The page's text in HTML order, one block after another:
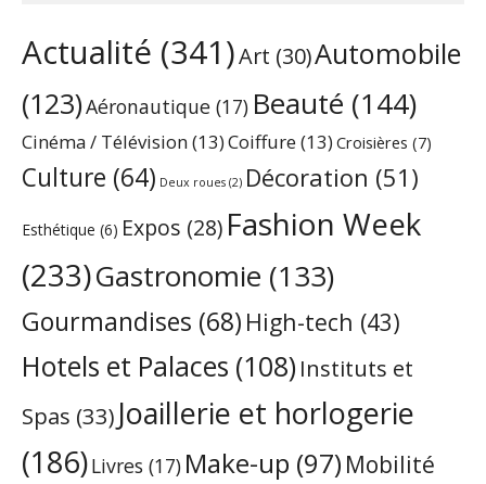
Actualité (341)Art (30)Automobile
(123)Aéronautique (17) Beauté (144)
Cinéma / Télévision(13)Coiffure(13) Croisières (7)
Culture (64) Deux roues (2) Décoration (51)
Esthétique (6) Expos (28) Fashion Week
(233)Gastronomie (133)
Gourmandises (68) High-tech (43)
Hotels et Palaces (108) Instituts et
Spas (33) Joaillerie et horlogerie
(186)Livres (17) Make-up (97) Mobilité